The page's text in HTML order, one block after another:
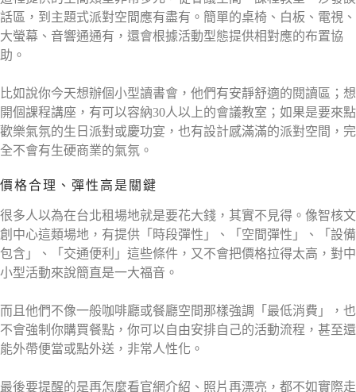
話區，到主題式派對空間應有盡有。簡單的桌椅、白板、電視、
大螢幕、音響通通有，還會根據活動型態提供相對應的布置協
助。
比如說你今天想辦個小型讀書會，他們有安靜舒適的閱讀區；想
開個課程講座，有可以容納30人以上的會議教室；如果是要來點
歡樂氣氛的生日派對或慶功宴，也有設計感滿滿的派對空間，完
全不會有生硬商業的氣氛。
價格合理、彈性高是關鍵
很多人以為在台北租場地就是要花大錢，其實不見得。像智核文
創中心這類場地，有提供「時段彈性」、「空間彈性」、「設備
包含」、「交通便利」這些條件，又不會把價格拉得太高，對中
小型活動來說簡直是一大福音。
而且他們不像一般咖啡廳或餐廳空間那樣強調「最低消費」，也
不會強制你購買餐點，你可以自由安排自己的活動流程，甚至還
能外帶便當或點外送，非常人性化。
最後要提醒的是再怎麼看官網介紹、照片再漂亮，都不如實際走